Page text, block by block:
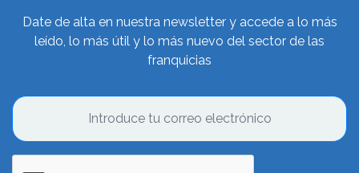
Date de alta en nuestra newsletter y accede a lo más
leído, lo más útil y lo más nuevo del sector de las
franquicias